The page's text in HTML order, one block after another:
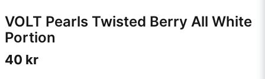
VOLT Pearls Twisted Berry All White
Portion
40 kr